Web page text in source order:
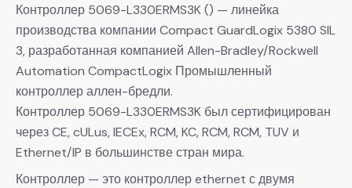
Контроллер 5069-L330ERMS3K () — линейка
производства компании Compact GuardLogix 5380 SIL
3, разработанная компанией Allen-Bradley/Rockwell
Automation CompactLogix Промышленный
контроллер аллен-бредли.
Контроллер 5069-L330ERMS3K был сертифицирован
через CE, cULus, IECEx, RCM, KC, RCM, RCM, TUV и
Ethernet/IP в большинстве стран мира.
Контроллер — это контроллер ethernet с двумя